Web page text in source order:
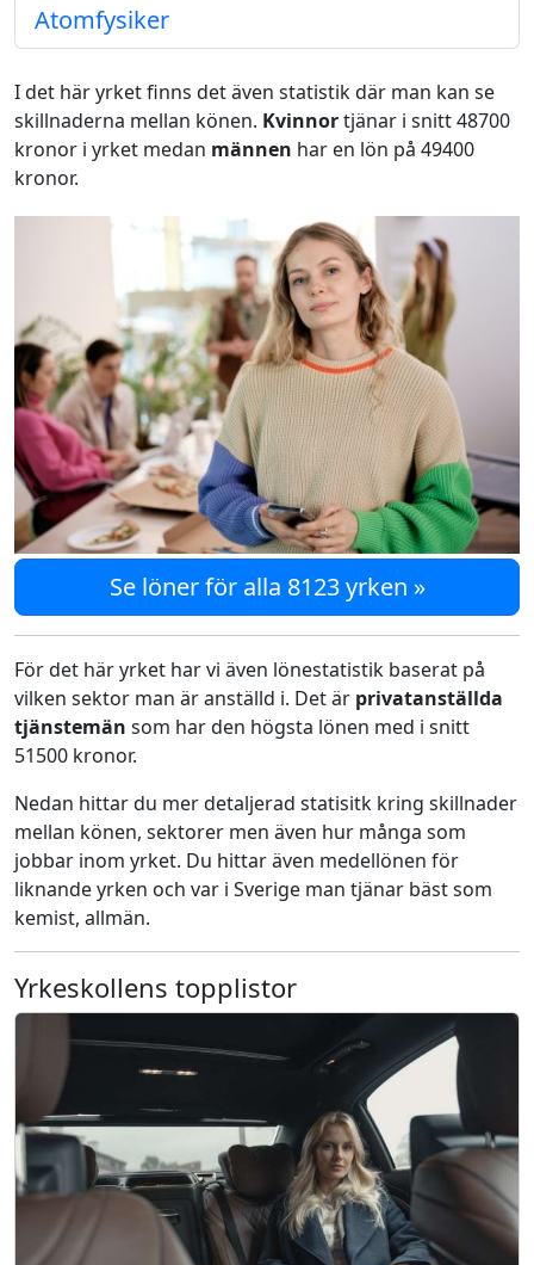
Atomfysiker
I det här yrket finns det även statistik där man kan se
skillnaderna mellan könen. Kvinnortjänar i snitt 48700
kronor i yrket medan männen har en lön på 49400
kronor.
Se löner för alla 8123 yrken »
För det här yrket har vi även lönestatistik baserat på
vilken sektor man är anställd i. Det är privatanställda
tjänstemän som har den högsta lönen med i snitt
51500 kronor.
Nedan hittar du mer detaljerad statisitk kring skillnader
mellan könen, sektorer men även hur många som
jobbar inom yrket. Du hittar även medellönen för
liknande yrken och var i Sverige man tjänar bäst som
kemist, allmän.
Yrkeskollens topplistor